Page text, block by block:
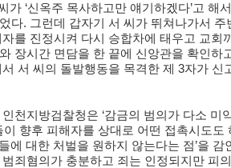
가 ‘신옥주 목사하고만 얘기하겠다’고
다. 그런데 갑자기 서 씨가 뛰쳐나가서
를 진정시켜 다시 승합차에 태우고 교회
장시간 면담을 한 끝에 신앙관을 확인하
서 씨의 돌발행동을 목격한 제 3자가 신
천지방검찰청은 ‘감금의 범의가 다소
이 향후 피해자를 상대로 어떤 접촉시도
에 대한 처벌을 원하지 않는다는 점’을
죄혐의가 충분하고 죄는 인정되지만 피